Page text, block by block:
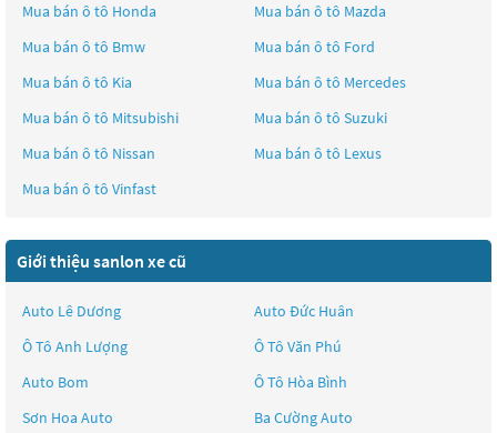
Mua bán ô tô Honda Mua bán ô tô Mazda
Mua bán ô tô Bmw Mua bán ô tô Ford
Mua bán ô tô Kia Mua bán ô tô Mercedes
Mua bán ô tô Mitsubishi Mua bán ô tô Suzuki
Mua bán ô tô Nissan Mua bán ô tô Lexus
Mua bán ô tô Vinfast
Giới thiệu sanlon xe cũ
Auto Lê Dương
Auto Đức Huân
Ô Tô Anh Lượng
Ô Tô Văn Phú
Auto Bom
Ô Tô Hòa Bình
Sơn Hoa Auto
Ba Cường Auto